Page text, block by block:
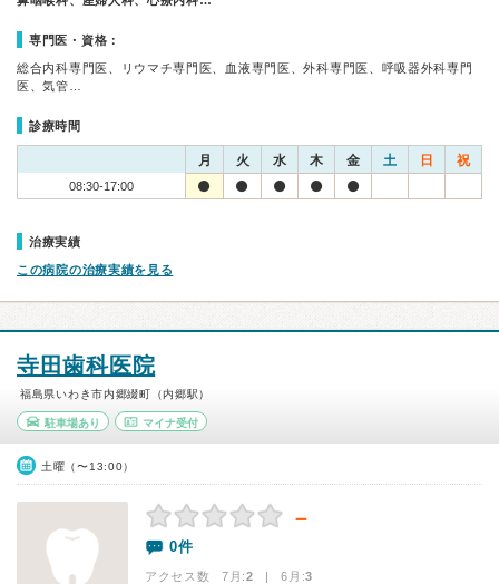
専門医・資格：
総合内科専門医、リウマチ専門医、血液専門医、外科専門医、呼吸器外科専門
医、気管…
診療時間
月 火 水 木 金 土 日 祝
08:30-17:00
治療実績
この病院の治療実績を見る
寺田歯科医院
福島県いわき市内郷綴町（内郷駅）
駐車場あり マイナ受付
土曜（〜13:00）
－
0件
アクセス数 7月:2 | 6月:3